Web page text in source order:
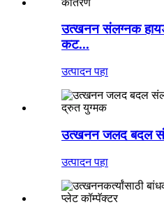
उत्खनन संलग्नक
कट...
उत्पादन पहा
उत्खनन जलद बदल
उत्पादन पहा